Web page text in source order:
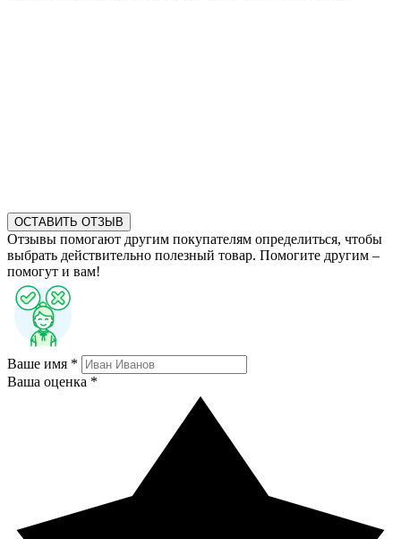
ОСТАВИТЬ ОТЗЫВ
Отзывы помогают другим покупателям определиться, чтобы
выбрать действительно полезный товар. Помогите другим –
помогут и вам!
Ваше имя *
Ваша оценка *